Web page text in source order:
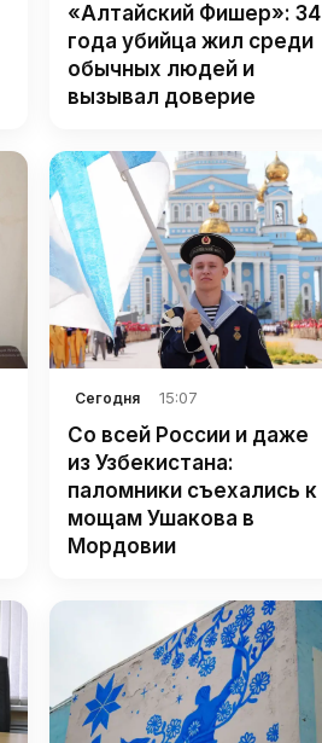
«Алтайский Фишер»: 34
года убийца жил среди
обычных людей и
вызывал доверие
Сегодня 15:07
Со всей России и даже
из Узбекистана:
паломники съехались к
мощам Ушакова в
Мордовии